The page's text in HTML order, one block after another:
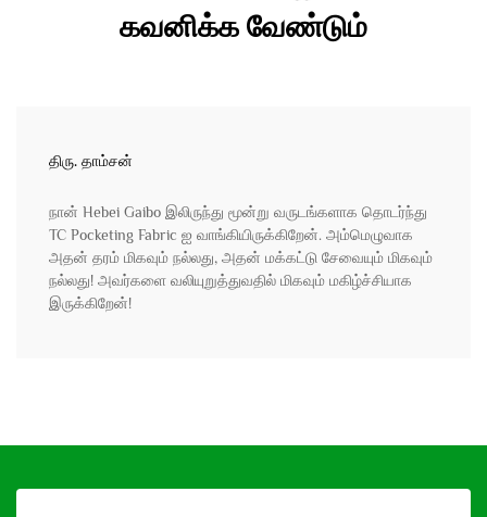
கவனிக்க வேண்டும்
திரு. தாம்சன்
நான் Hebei Gaibo இலிருந்து மூன்று வருடங்களாக தொடர்ந்து
TC Pocketing Fabric ஐ வாங்கியிருக்கிறேன். அம்மெழுவாக
அதன் தரம் மிகவும் நல்லது, அதன் மக்கட்டு சேவையும் மிகவும்
நல்லது! அவர்களை வலியுறுத்துவதில் மிகவும் மகிழ்ச்சியாக
இருக்கிறேன்!